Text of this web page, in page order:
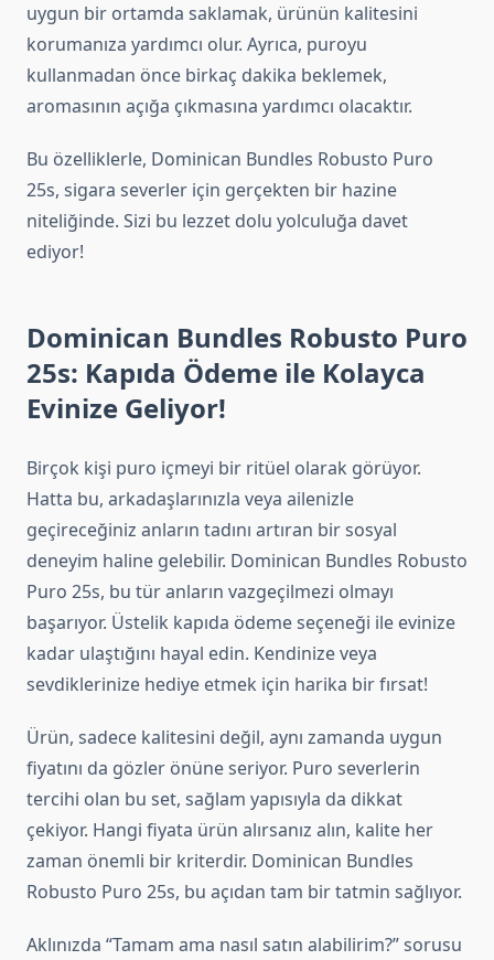
uygun bir ortamda saklamak, ürünün kalitesini
korumanıza yardımcı olur. Ayrıca, puroyu
kullanmadan önce birkaç dakika beklemek,
aromasının açığa çıkmasına yardımcı olacaktır.
Bu özelliklerle, Dominican Bundles Robusto Puro
25s, sigara severler için gerçekten bir hazine
niteliğinde. Sizi bu lezzet dolu yolculuğa davet
ediyor!
Dominican Bundles Robusto Puro
25s: Kapıda Ödeme ile Kolayca
Evinize Geliyor!
Birçok kişi puro içmeyi bir ritüel olarak görüyor.
Hatta bu, arkadaşlarınızla veya ailenizle
geçireceğiniz anların tadını artıran bir sosyal
deneyim haline gelebilir. Dominican Bundles Robusto
Puro 25s, bu tür anların vazgeçilmezi olmayı
başarıyor. Üstelik kapıda ödeme seçeneği ile evinize
kadar ulaştığını hayal edin. Kendinize veya
sevdiklerinize hediye etmek için harika bir fırsat!
Ürün, sadece kalitesini değil, aynı zamanda uygun
fiyatını da gözler önüne seriyor. Puro severlerin
tercihi olan bu set, sağlam yapısıyla da dikkat
çekiyor. Hangi fiyata ürün alırsanız alın, kalite her
zaman önemli bir kriterdir. Dominican Bundles
Robusto Puro 25s, bu açıdan tam bir tatmin sağlıyor.
Aklınızda “Tamam ama nasıl satın alabilirim?” sorusu